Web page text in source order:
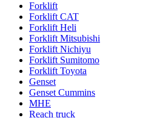
Forklift
Forklift CAT
Forklift Heli
Forklift Mitsubishi
Forklift Nichiyu
Forklift Sumitomo
Forklift Toyota
Genset
Genset Cummins
MHE
Reach truck